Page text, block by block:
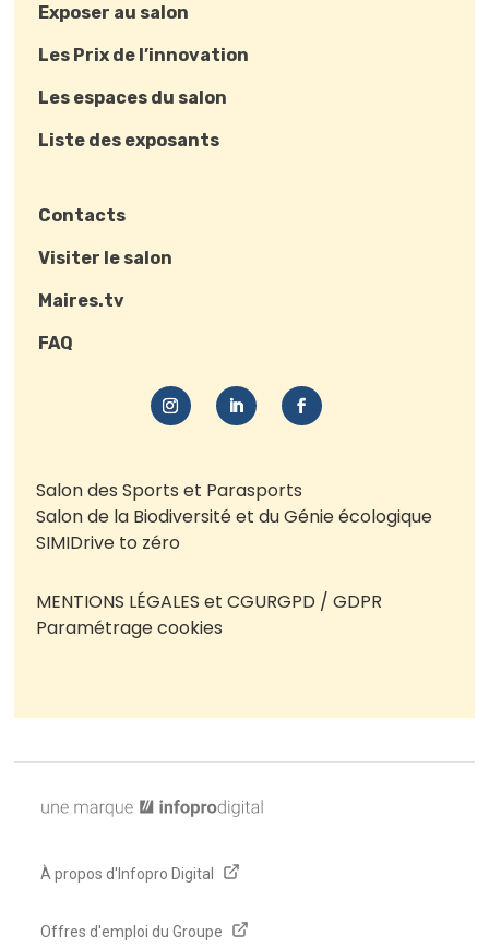
Exposer au salon
Les Prix de l’innovation
Les espaces du salon
Liste des exposants
Contacts
Visiter le salon
Maires.tv
FAQ
Salon des Sports et Parasports
Salon de la Biodiversité et du Génie écologique
SIMIDrive to zéro
MENTIONS LÉGALES et CGURGPD / GDPR
Paramétrage cookies